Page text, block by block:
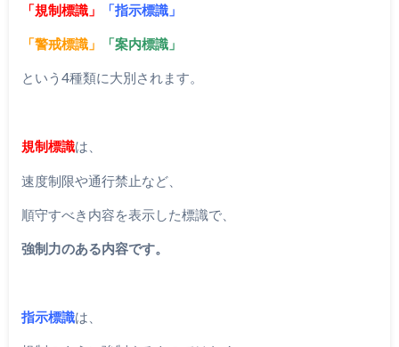
「規制標識」 「指示標識」
「警戒標識」 「案内標識」
という4種類に大別されます。
規制標識は、
速度制限や通行禁止など、
順守すべき内容を表示した標識で、
強制力のある内容です。
指示標識は、